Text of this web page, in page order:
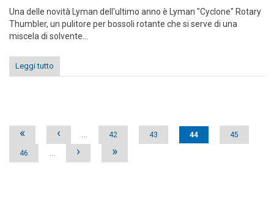
Una delle novità Lyman dell'ultimo anno è Lyman "Cyclone" Rotary
Thumbler, un pulitore per bossoli rotante che si serve di una
miscela di solvente...
Leggi tutto
Pages
« ‹ … 42 43 44 45
46 … › »